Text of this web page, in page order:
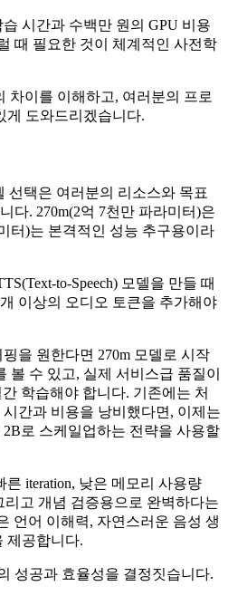
시간과 수백만 원의 GPU 비용
때 필요한 것이 체계적인 사전학
차이를 이해하고, 여러분의 프로
게 도와드리겠습니다.
선택은 여러분의 리소스와 목표
다. 270m(2억 7천만 파라미터)은
터)는 본격적인 성능 추구용이라
to-Speech) 모델을 만들 때
이상의 오디오 토큰을 추가해야
을 원한다면 270m 모델로 시작
볼 수 있고, 실제 서비스급 품질이
학습해야 합니다. 기존에는 처
간과 비용을 낭비했다면, 이제는
로 스케일업하는 전략을 사용할
른 iteration, 낮은 메모리 사용량
리고 개념 검증용으로 완벽하다는
언어 이해력, 자연스러운 음성 생
제공합니다.
성공과 효율성을 결정짓습니다.